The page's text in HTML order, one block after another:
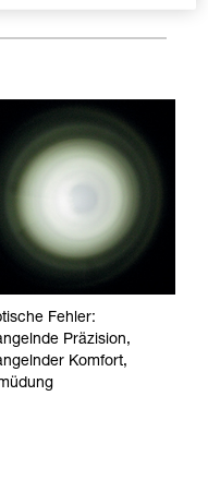
Fehler:
Präzision,
Komfort,